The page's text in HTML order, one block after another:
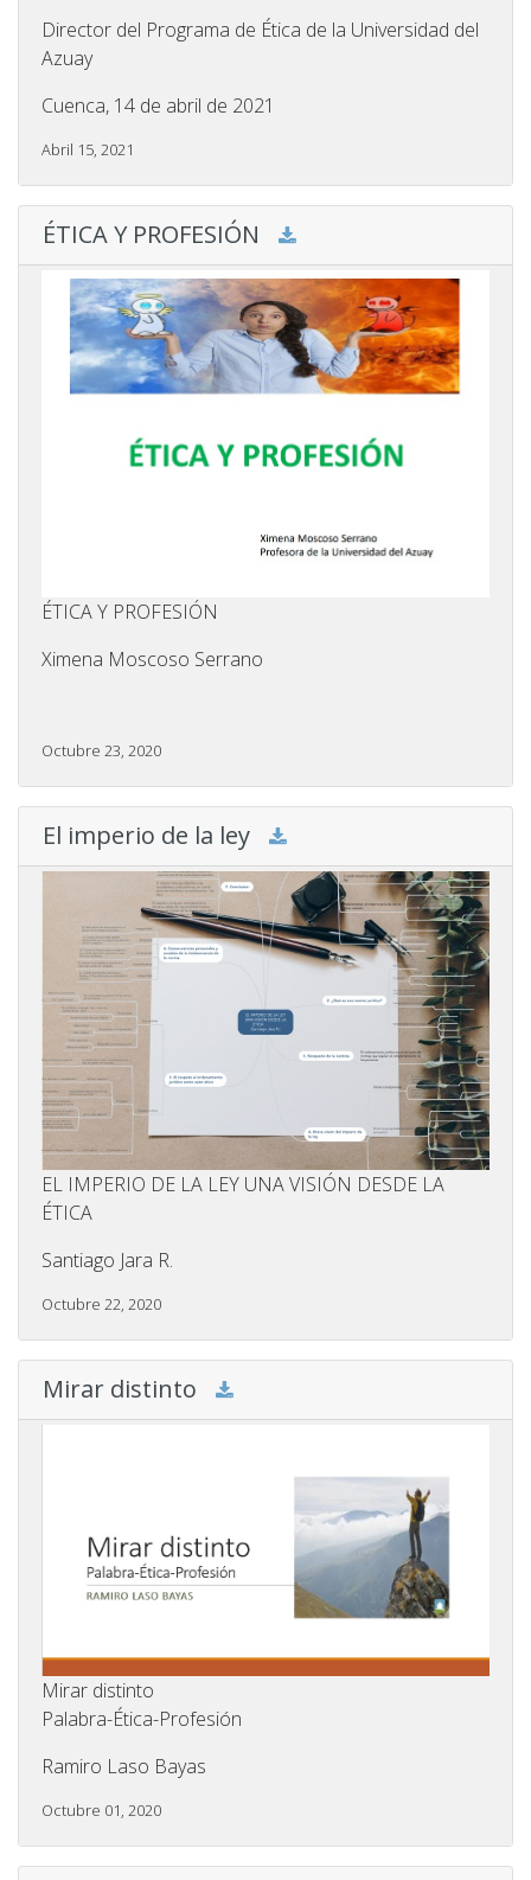
Director del Programa de Ética de la Universidad del
Azuay
Cuenca, 14 de abril de 2021
Abril 15, 2021
ÉTICA Y PROFESIÓN
ÉTICA Y PROFESIÓN
Ximena Moscoso Serrano
Octubre 23, 2020
El imperio de la ley
EL IMPERIO DE LA LEY UNA VISIÓN DESDE LA
ÉTICA
Santiago Jara R.
Octubre 22, 2020
Mirar distinto
Mirar distinto
Palabra-Ética-Profesión
Ramiro Laso Bayas
Octubre 01, 2020